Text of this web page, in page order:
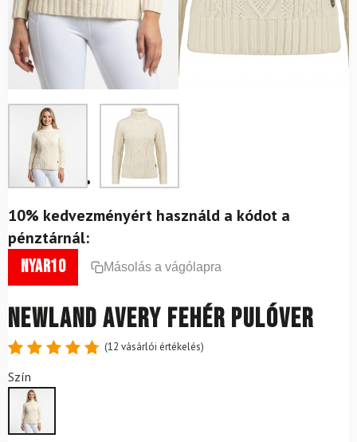
10% kedvezményért használd a kódot a
pénztárnál:
nyar10 Másolás a vágólapra
NEWLAND Avery fehér pulóver
4.83
5-ből,
értékelés
alapján
(12 vásárlói értékelés)
Szín